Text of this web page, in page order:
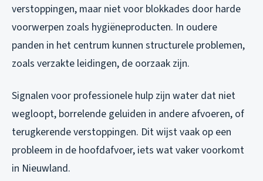
verstoppingen, maar niet voor blokkades door harde
voorwerpen zoals hygiëneproducten. In oudere
panden in het centrum kunnen structurele problemen,
zoals verzakte leidingen, de oorzaak zijn.
Signalen voor professionele hulp zijn water dat niet
wegloopt, borrelende geluiden in andere afvoeren, of
terugkerende verstoppingen. Dit wijst vaak op een
probleem in de hoofdafvoer, iets wat vaker voorkomt
in Nieuwland.